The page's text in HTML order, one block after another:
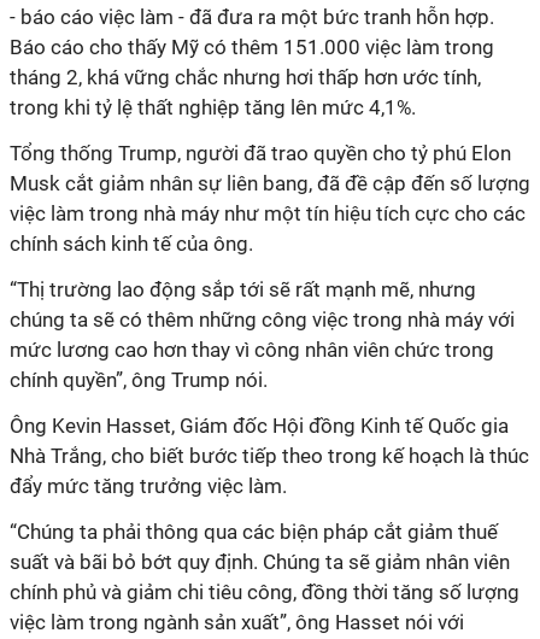
- báo cáo việc làm - đã đưa ra một bức tranh hỗn hợp.
Báo cáo cho thấy Mỹ có thêm 151.000 việc làm trong
tháng 2, khá vững chắc nhưng hơi thấp hơn ước tính,
trong khi tỷ lệ thất nghiệp tăng lên mức 4,1%.
Tổng thống Trump, người đã trao quyền cho tỷ phú Elon
Musk cắt giảm nhân sự liên bang, đã đề cập đến số lượng
việc làm trong nhà máy như một tín hiệu tích cực cho các
chính sách kinh tế của ông.
“Thị trường lao động sắp tới sẽ rất mạnh mẽ, nhưng
chúng ta sẽ có thêm những công việc trong nhà máy với
mức lương cao hơn thay vì công nhân viên chức trong
chính quyền”, ông Trump nói.
Ông Kevin Hasset, Giám đốc Hội đồng Kinh tế Quốc gia
Nhà Trắng, cho biết bước tiếp theo trong kế hoạch là thúc
đẩy mức tăng trưởng việc làm.
“Chúng ta phải thông qua các biện pháp cắt giảm thuế
suất và bãi bỏ bớt quy định. Chúng ta sẽ giảm nhân viên
chính phủ và giảm chi tiêu công, đồng thời tăng số lượng
việc làm trong ngành sản xuất”, ông Hasset nói với